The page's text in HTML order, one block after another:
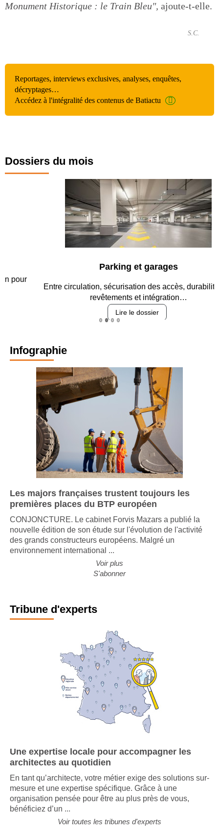
Monument Historique : le Train Bleu", ajoute-t-elle.
S.C.
Reportages, interviews exclusives, analyses, enquêtes,
décryptages…
Accédez à l'intégralité des contenus de Batiactu
Dossiers du mois
Parking et garages
Entre circulation, sécurisation des accès, durabilité des
revêtements et intégration…
Lire le dossier
Infographie
Les majors françaises trustent toujours les
premières places du BTP européen
CONJONCTURE. Le cabinet Forvis Mazars a publié la
nouvelle édition de son étude sur l'évolution de l'activité
des grands constructeurs européens. Malgré un
Voir plus
Tribune d'experts
Une expertise locale pour accompagner les
architectes au quotidien
En tant qu’architecte, votre métier exige des solutions sur-
mesure et une expertise spécifique. Grâce à une
organisation pensée pour être au plus près de vous,